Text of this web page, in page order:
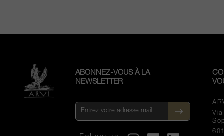
ABONNEZ-VOUS À LA
NEWSLETTER